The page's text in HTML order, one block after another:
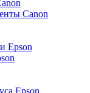
Canon
Epson
Epson